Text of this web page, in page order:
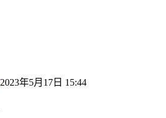
2023年5月17日 15:44